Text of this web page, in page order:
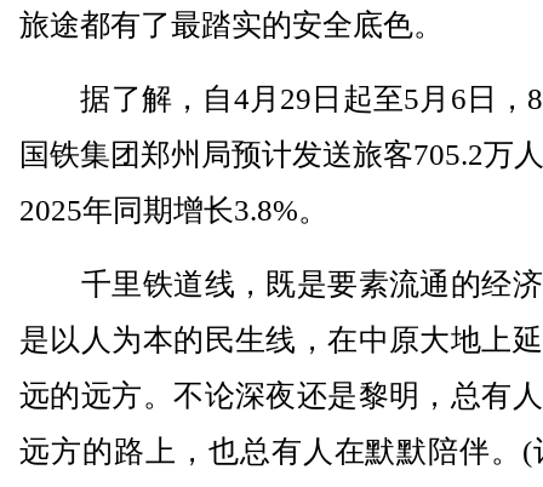
旅途都有了最踏实的安全底色。
据了解，自4月29日起至5月6日，
国铁集团郑州局预计发送旅客705.2万
2025年同期增长3.8%。
千里铁道线，既是要素流通的经
是以人为本的民生线，在中原大地上
远的远方。不论深夜还是黎明，总有
远方的路上，也总有人在默默陪伴。(